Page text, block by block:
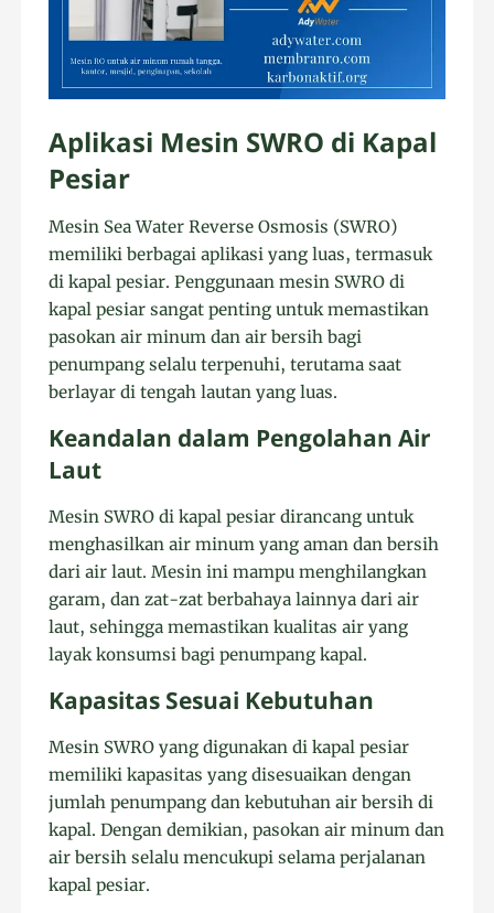
Aplikasi Mesin SWRO di Kapal
Pesiar
Mesin Sea Water Reverse Osmosis (SWRO)
memiliki berbagai aplikasi yang luas, termasuk
di kapal pesiar. Penggunaan mesin SWRO di
kapal pesiar sangat penting untuk memastikan
pasokan air minum dan air bersih bagi
penumpang selalu terpenuhi, terutama saat
berlayar di tengah lautan yang luas.
Keandalan dalam Pengolahan Air
Laut
Mesin SWRO di kapal pesiar dirancang untuk
menghasilkan air minum yang aman dan bersih
dari air laut. Mesin ini mampu menghilangkan
garam, dan zat-zat berbahaya lainnya dari air
laut, sehingga memastikan kualitas air yang
layak konsumsi bagi penumpang kapal.
Kapasitas Sesuai Kebutuhan
Mesin SWRO yang digunakan di kapal pesiar
memiliki kapasitas yang disesuaikan dengan
jumlah penumpang dan kebutuhan air bersih di
kapal. Dengan demikian, pasokan air minum dan
air bersih selalu mencukupi selama perjalanan
kapal pesiar.